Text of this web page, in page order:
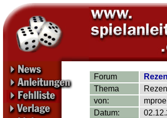
Forum
Thema
von:
mproe
Datum: